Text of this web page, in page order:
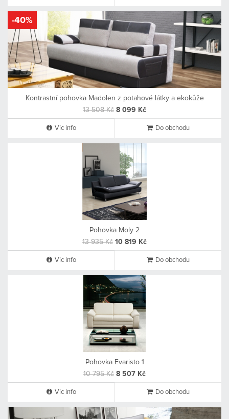
-40%
Kontrastní pohovka Madolen z potahové látky a ekokůže
13 508 Kč 8 099 Kč
Víc info Do obchodu
Pohovka Moly 2
13 935 Kč 10 819 Kč
Víc info Do obchodu
Pohovka Evaristo 1
10 795 Kč 8 507 Kč
Víc info Do obchodu